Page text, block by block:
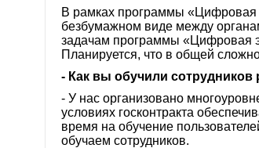
В рамках программы «Цифровая
безбумажном виде между
задачам программы «Цифровая
Планируется, что в общей
- Как вы обучили сотрудников
- У нас организовано
условиях госконтракта
время на обучение
обучаем сотрудников.